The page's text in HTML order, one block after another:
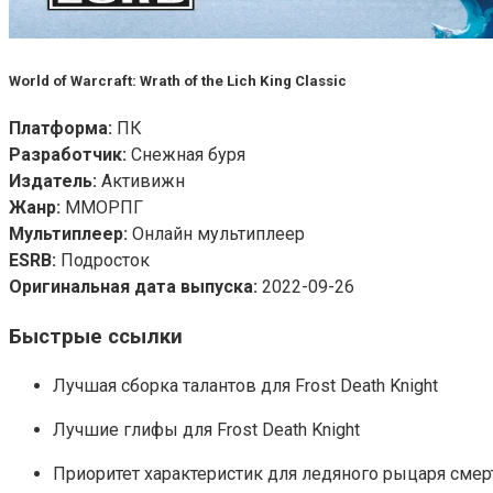
World of Warcraft: Wrath of the Lich King Classic
Платформа: ПК
Разработчик: Снежная буря
Издатель: Активижн
Жанр: ММОРПГ
Мультиплеер: Онлайн мультиплеер
ESRB: Подросток
Оригинальная дата выпуска: 2022-09-26
Быстрые ссылки
Лучшая сборка талантов для Frost Death Knight
Лучшие глифы для Frost Death Knight
Приоритет характеристик для ледяного рыцаря